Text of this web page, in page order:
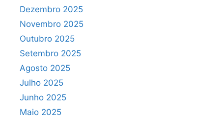
Dezembro 2025
Novembro 2025
Outubro 2025
Setembro 2025
Agosto 2025
Julho 2025
Junho 2025
Maio 2025